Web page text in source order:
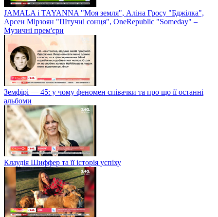
JAMALA і TAYANNA "Моя земля", Аліна Гросу "Бджілка",
Арсен Мірзоян "Штучні сонця", OneRepublic "Someday" –
Музичні прем'єри
Земфірі — 45: у чому феномен співачки та про що її останні
альбоми
Клаудія Шиффер та її історія успіху